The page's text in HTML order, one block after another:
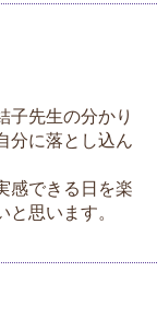
子先生の分かり
分に落とし込ん
感できる日を楽
思います。